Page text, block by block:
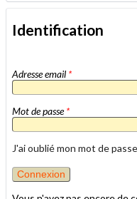
Identification
Adresse email *
Mot de passe*
J'ai oublié mon mot de passe